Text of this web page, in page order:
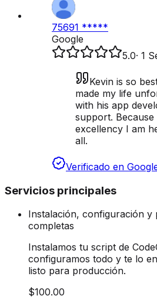
75691 *****
Google
5.0· 1
Kevin is so
made my life
with his app
support. Because
excellency I am
all.
Verificado en
Servicios principales
Instalación, configuración y
completas
Instalamos tu script de
configuramos todo y te lo
listo para producción.
$100.00